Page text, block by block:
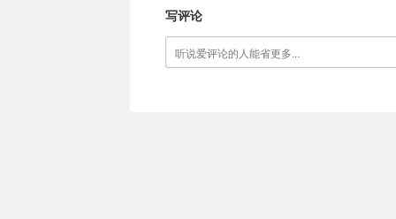
写评论